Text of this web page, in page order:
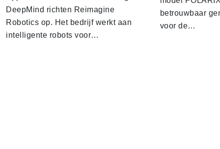
DeepMind richten Reimagine
Robotics op. Het bedrijf werkt aan
intelligente robots voor…
betrouwbaar
voor de…